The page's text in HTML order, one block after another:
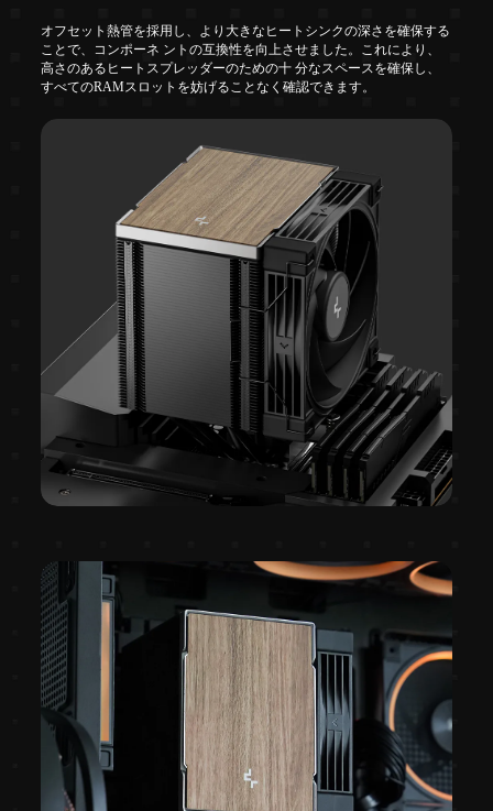
オフセット熱管を採用し、より大きなヒートシンクの深さを確保する
ことで、コンポーネ ントの互換性を向上させました。これにより、
高さのあるヒートスプレッダーのための十 分なスペースを確保し、
すべてのRAMスロットを妨げることなく確認できます。